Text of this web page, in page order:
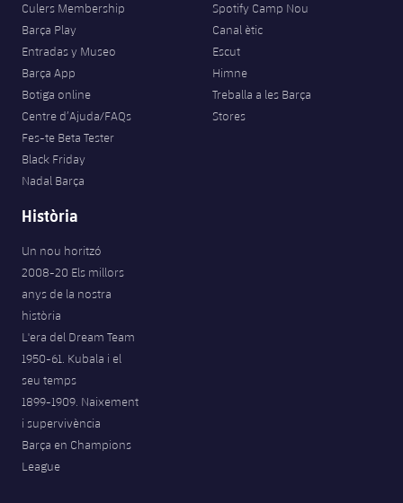
Culers Membership
Barça Play
Entradas y Museo
Barça App
Botiga online
Centre d’Ajuda/FAQs
Fes-te Beta Tester
Black Friday
Nadal Barça
Spotify Camp Nou
Canal ètic
Escut
Himne
Treballa a les Barça
Stores
Història
Un nou horitzó
2008-20 Els millors
anys de la nostra
història
L'era del Dream Team
1950-61. Kubala i el
seu temps
1899-1909. Naixement
i supervivència
Barça en Champions
League